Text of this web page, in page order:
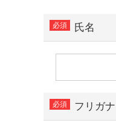
氏名
フリガナ